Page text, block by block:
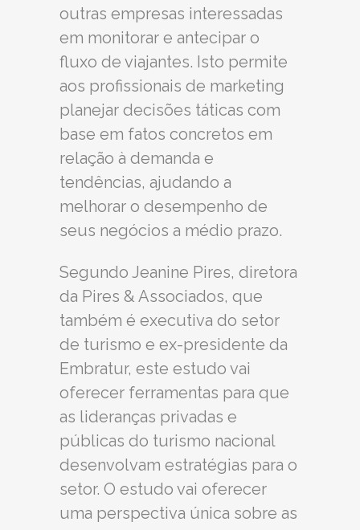
outras empresas interessadas
em monitorar e antecipar o
fluxo de viajantes. Isto permite
aos profissionais de marketing
planejar decisões táticas com
base em fatos concretos em
relação à demanda e
tendências, ajudando a
melhorar o desempenho de
seus negócios a médio prazo.
Segundo Jeanine Pires, diretora
da Pires & Associados, que
também é executiva do setor
de turismo e ex-presidente da
Embratur, este estudo vai
oferecer ferramentas para que
as lideranças privadas e
públicas do turismo nacional
desenvolvam estratégias para o
setor. O estudo vai oferecer
uma perspectiva única sobre as